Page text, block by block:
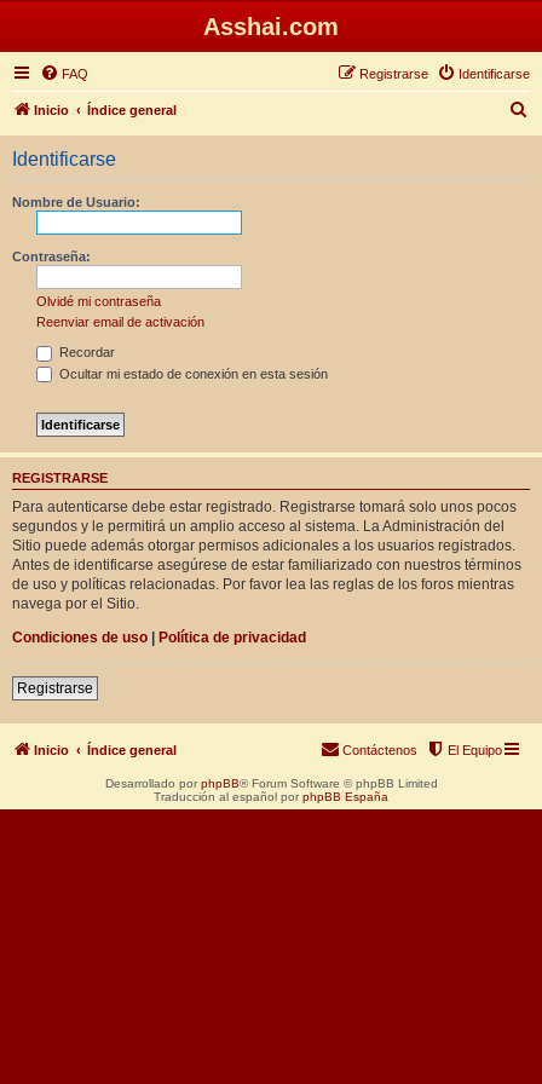
Asshai.com
FAQ Identificarse
Registrarse
Inicio Índice general
u
Identificarse
Nombre de Usuario:
Contraseña:
Olvidé mi contraseña
Reenviar email de activación
Recordar
Ocultar mi estado de conexión en esta sesión
REGISTRARSE
Para autenticarse debe estar registrado. Registrarse tomará solo unos pocos
segundos y le permitirá un amplio acceso al sistema. La Administración del
Sitio puede además otorgar permisos adicionales a los usuarios registrados.
Antes de identificarse asegúrese de estar familiarizado con nuestros términos
de uso y políticas relacionadas. Por favor lea las reglas de los foros mientras
navega por el Sitio.
Condiciones de uso | Política de privacidad
Registrarse
Inicio Índice general El Equipo
Contáctenos
Desarrollado por phpBB® Forum Software © phpBB Limited
Traducción al español por phpBB España